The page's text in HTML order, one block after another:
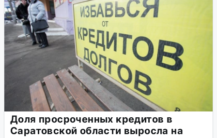
Доля просроченных кредитов в
Саратовской области выросла на